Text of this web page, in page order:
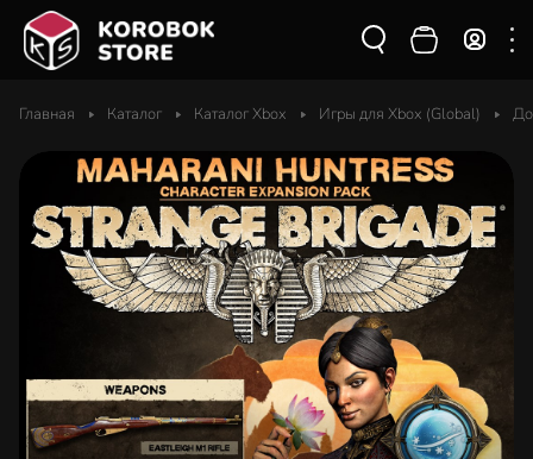
Главная Каталог Каталог Xbox Игры для Xbox (Global)